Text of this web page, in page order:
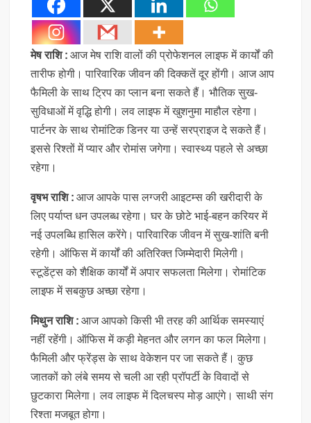
मेष राशि :आज मेष राशि वालों की प्रोफेशनल लाइफ में कार्यों की
तारीफ होगी। पारिवारिक जीवन की दिक्कतें दूर होंगी। आज आप
फैमिली के साथ ट्रिप का प्लान बना सकते हैं। भौतिक सुख-
सुविधाओं में वृद्धि होगी। लव लाइफ में खुशनुमा माहौल रहेगा।
पार्टनर के साथ रोमांटिक डिनर या उन्हें सरप्राइज दे सकते हैं।
इससे रिश्तों में प्यार और रोमांस जगेगा। स्वास्थ्य पहले से अच्छा
रहेगा।
वृषभ राशि :आज आपके पास लग्जरी आइटम्स की खरीदारी के
लिए पर्याप्त धन उपलब्ध रहेगा। घर के छोटे भाई-बहन करियर में
नई उपलब्धि हासिल करेंगे। पारिवारिक जीवन में सुख-शांति बनी
रहेगी। ऑफिस में कार्यों की अतिरिक्त जिम्मेदारी मिलेगी।
स्टूडेंट्स को शैक्षिक कार्यों में अपार सफलता मिलेगा। रोमांटिक
लाइफ में सबकुछ अच्छा रहेगा।
मिथुन राशि :आज आपको किसी भी तरह की आर्थिक समस्याएं
नहीं रहेंगी। ऑफिस में कड़ी मेहनत और लगन का फल मिलेगा।
फैमिली और फ्रेंड्स के साथ वेकेशन पर जा सकते हैं। कुछ
जातकों को लंबे समय से चली आ रही प्रॉपर्टी के विवादों से
छुटकारा मिलेगा। लव लाइफ में दिलचस्प मोड़ आएंगे। साथी संग
रिश्ता मजबूत होगा।